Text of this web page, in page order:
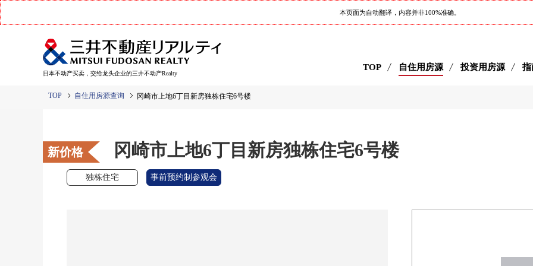
本页面为自动翻译，内容并非100%准确。
日本不动产买卖，交给龙头企业的三井不动产Realty
TOP 自住用房源 投资用房源 指
TOP 自住用房源查询 冈崎市上地6丁目新房独栋住宅6号楼
新价格 冈崎市上地6丁目新房独栋住宅6号楼
独栋住宅 事前预约制参观会